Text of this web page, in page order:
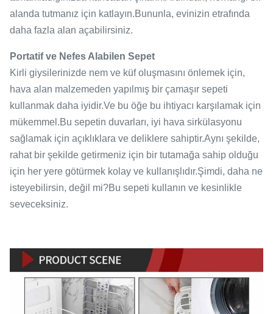
alanda tutmanız için katlayın.Bununla, evinizin etrafında
daha fazla alan açabilirsiniz.
Portatif ve Nefes Alabilen Sepet
Kirli giysilerinizde nem ve küf oluşmasını önlemek için,
hava alan malzemeden yapılmış bir çamaşır sepeti
kullanmak daha iyidir.Ve bu öğe bu ihtiyacı karşılamak için
mükemmel.Bu sepetin duvarları, iyi hava sirkülasyonu
sağlamak için açıklıklara ve deliklere sahiptir.Aynı şekilde,
rahat bir şekilde getirmeniz için bir tutamağa sahip olduğu
için her yere götürmek kolay ve kullanışlıdır.Şimdi, daha ne
isteyebilirsin, değil mi?Bu sepeti kullanın ve kesinlikle
seveceksiniz.